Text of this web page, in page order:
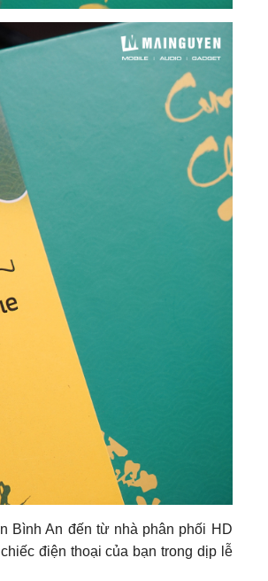
Bình An đến từ nhà phân phối HD
điện thoại của bạn trong dịp lễ